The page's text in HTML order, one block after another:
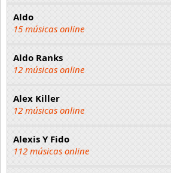
Aldo
15 músicas online
Aldo Ranks
12 músicas online
Alex Killer
12 músicas online
Alexis Y Fido
112 músicas online